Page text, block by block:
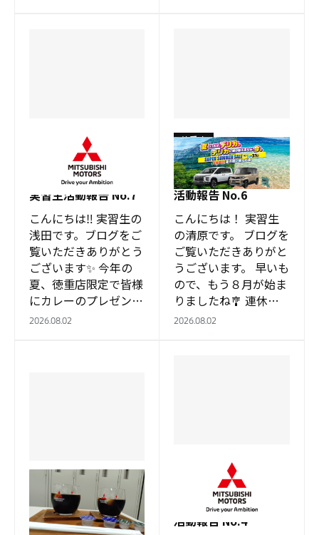
徳重店限定プレゼン
ト、始まりました！
実習生活動報告 No.7
こんにちは‼ 実習生の
浅田です。ブログをご
覧いただきありがとう
ございます✨ 今年の
夏、徳重店限定で皆様
にカレーのプレゼント
中です！ チラシご持
2026.08.02
夏といえば、デリカ。
買い替え応援 実習生
活動報告 No.6
徳重店
こんにちは！ 実習生
の清原です。 ブログを
ご覧いただきありがと
うございます。 早いも
ので、もう８月が始ま
りましたね🎐 連休の
予定はお決まりになり
2026.08.02
ちょっと一息 実習生
活動報告 No.5
実習が始まり、2週間
が経ちました！実習生
活動報告 No.4